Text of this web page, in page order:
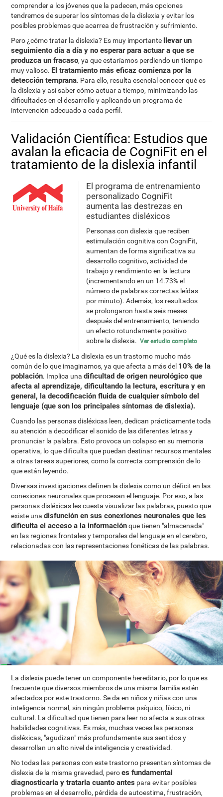
comprender a los jóvenes que la padecen, más opciones
tendremos de superar los síntomas de la dislexia y evitar los
posibles problemas que acarrea de frustración y sufrimiento.
Pero ¿cómo tratar la dislexia? Es muy importante llevar un
seguimiento día a día y no esperar para actuar a que se
produzca un fracaso, ya que estaríamos perdiendo un tiempo
muy valioso. El tratamiento más eficaz comienza por la
detección temprana. Para ello, resulta esencial conocer qué es
la dislexia y así saber cómo actuar a tiempo, minimizando las
dificultades en el desarrollo y aplicando un programa de
intervención adecuado a cada perfil.
Validación Científica: Estudios que
avalan la eficacia de CogniFit en el
tratamiento de la dislexia infantil
El programa de entrenamiento
personalizado CogniFit
aumenta las destrezas en
estudiantes disléxicos
Personas con dislexia que reciben
estimulación cognitiva con CogniFit,
aumentan de forma significativa su
desarrollo cognitivo, actividad de
trabajo y rendimiento en la lectura
(incrementando en un 14.73% el
número de palabras correctas leídas
por minuto). Además, los resultados
se prolongaron hasta seis meses
después del entrenamiento, teniendo
un efecto rotundamente positivo
sobre la dislexia. Ver estudio completo
¿Qué es la dislexia? La dislexia es un trastorno mucho más
común de lo que imaginamos, ya que afecta a más del 10% de la
población. Implica unadificultad de origen neurológico que
afecta al aprendizaje, dificultando la lectura, escritura y en
general, la decodificación fluida de cualquier símbolo del
lenguaje (que son los principales síntomas de dislexia).
Cuando las personas disléxicas leen, dedican prácticamente toda
su atención a decodificar el sonido de las diferentes letras y
pronunciar la palabra. Esto provoca un colapso en su memoria
operativa, lo que dificulta que puedan destinar recursos mentales
a otras tareas superiores, como la correcta comprensión de lo
que están leyendo.
Diversas investigaciones definen la dislexia como un déficit en las
conexiones neuronales que procesan el lenguaje. Por eso, a las
personas disléxicas les cuesta visualizar las palabras, puesto que
existe unadisfunción en sus conexiones neuronales que les
dificulta el acceso a la informaciónque tienen "almacenada"
en las regiones frontales y temporales del lenguaje en el cerebro,
relacionadas con las representaciones fonéticas de las palabras.
La dislexia puede tener un componente hereditario, por lo que es
frecuente que diversos miembros de una misma familia estén
afectados por este trastorno. Se da en niños y niñas con una
inteligencia normal, sin ningún problema psíquico, físico, ni
cultural. La dificultad que tienen para leer no afecta a sus otras
habilidades cognitivas. Es más, muchas veces las personas
disléxicas, "agudizan" más profundamente sus sentidos y
desarrollan un alto nivel de inteligencia y creatividad.
No todas las personas con este trastorno presentan síntomas de
dislexia de la misma gravedad, peroes fundamental
diagnosticarla y tratarla cuanto antes para evitar posibles
problemas en el desarrollo, pérdida de autoestima, frustración,